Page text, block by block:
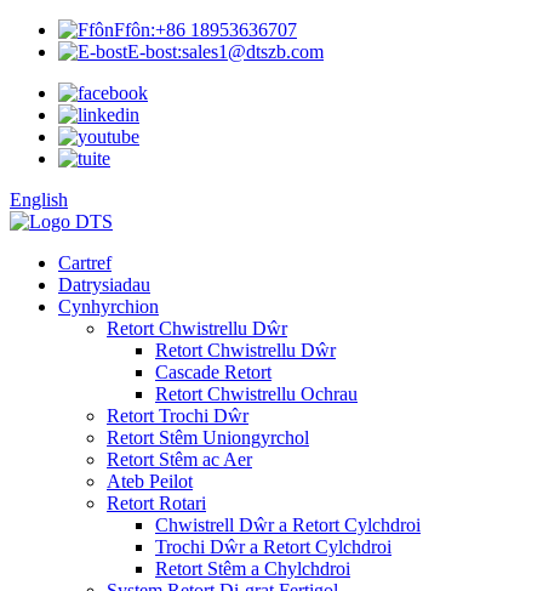
Ffôn:+86 18953636707
E-bost:sales1@dtszb.com
English
Cartref
Datrysiadau
Cynhyrchion
Retort Chwistrellu Dŵr
Retort Chwistrellu Dŵr
Cascade Retort
Retort Chwistrellu Ochrau
Retort Trochi Dŵr
Retort Stêm Uniongyrchol
Retort Stêm ac Aer
Ateb Peilot
Retort Rotari
Chwistrell Dŵr a Retort Cylchdroi
Trochi Dŵr a Retort Cylchdroi
Retort Stêm a Chylchdroi